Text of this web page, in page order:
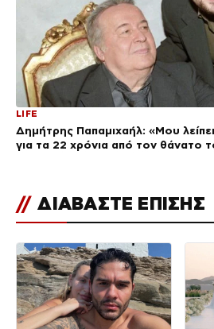
LIFE
Δημήτρης Παπαμιχαήλ: «Μου
για τα 22 χρόνια από τον θάνατο
// ΔΙΑΒΑΣΤΕ ΕΠΙΣΗΣ